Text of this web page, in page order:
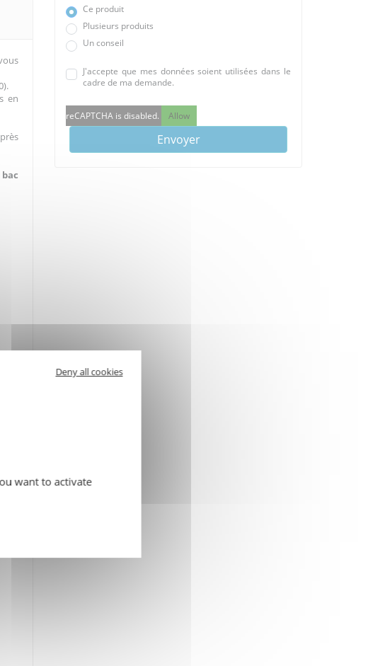
en
bac
Ce produit
Plusieurs produits
Un conseil
J'accepte que mes données soient utilisées dans le
cadre de ma demande.
reCAPTCHA is disabled. Allow
Envoyer
Deny all cookies
want to activate